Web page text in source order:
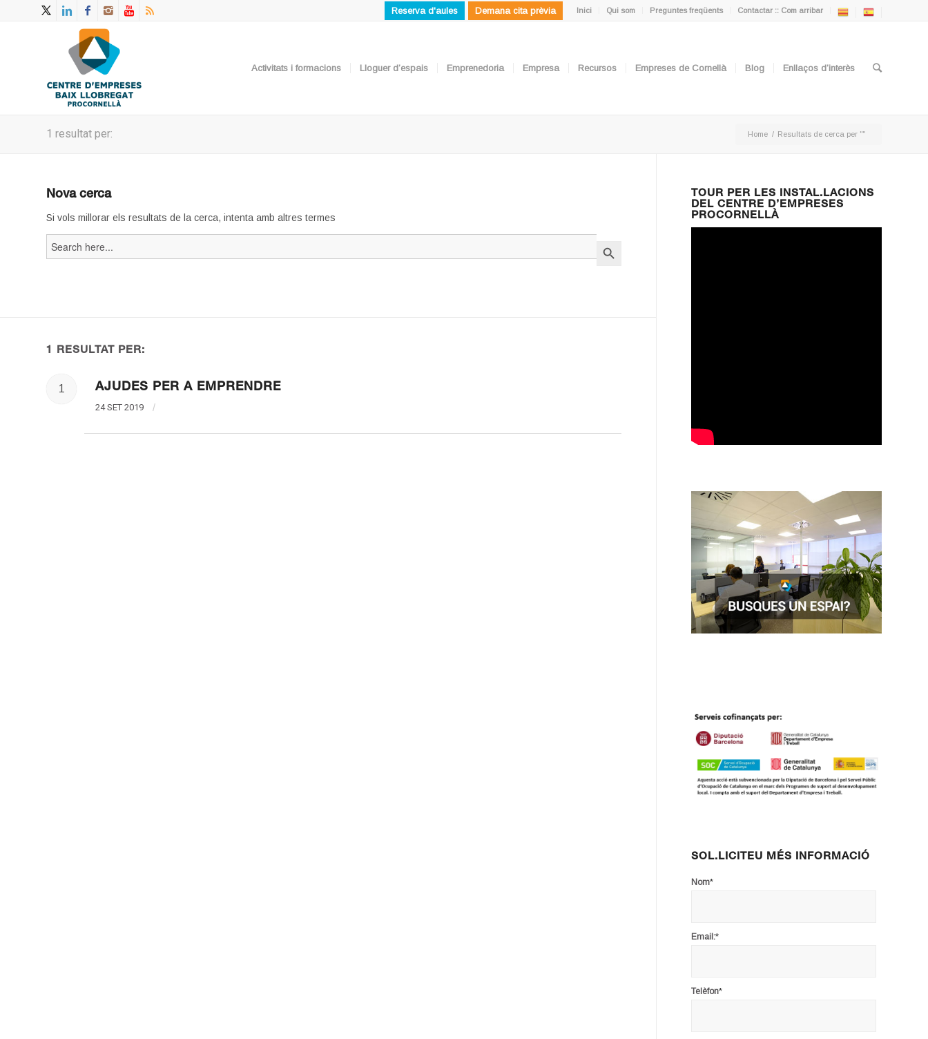
Inici Qui som Preguntes freqüents Contactar :: Com arribar
Reserva d'aules Demana cita prèvia
Activitats i formacions Lloguer d’espais Emprenedoria Empresa Recursos Empreses de Cornellà Blog Enllaços d’interès
1 resultat per: Home / Resultats de cerca per ""
Nova cerca
Si vols millorar els resultats de la cerca, intenta amb altres termes
Search
for:
1 RESULTAT PER:
1 AJUDES PER A EMPRENDRE
24 SET 2019 /
TOUR PER LES INSTAL.LACIONS
DEL CENTRE D’EMPRESES
PROCORNELLÀ
SOL.LICITEU MÉS INFORMACIÓ
Nom*
Email:*
Telèfon*